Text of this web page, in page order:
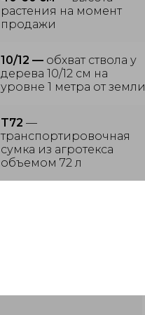
растения на момент
продажи
10/12 — обхват ствола у
дерева 10/12 см на
уровне 1 метра от земли
T72 —
транспортировочная
сумка из агротекса
объемом 72 л